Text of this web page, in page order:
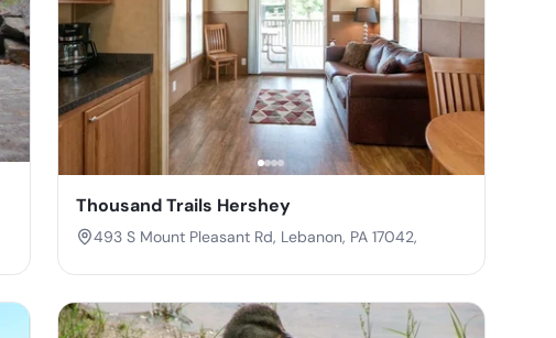
Thousand Trails Hershey
493 S Mount Pleasant Rd, Lebanon, PA 17042,